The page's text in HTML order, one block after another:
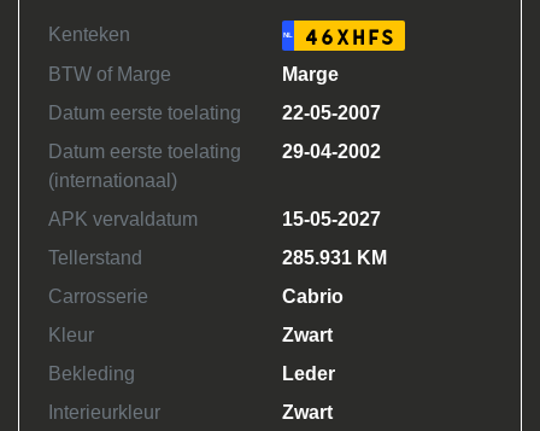
Kenteken NL 46XHFS
BTW of Marge
Marge
Datum eerste toelating
22-05-2007
Datum eerste toelating
(internationaal)
29-04-2002
APK vervaldatum
15-05-2027
Tellerstand
285.931 KM
Carrosserie
Cabrio
Kleur
Zwart
Bekleding
Leder
Interieurkleur
Zwart